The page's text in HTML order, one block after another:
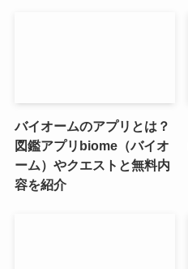
バイオームのアプリとは？
図鑑アプリbiome（バイオ
ーム）やクエストと無料内
容を紹介